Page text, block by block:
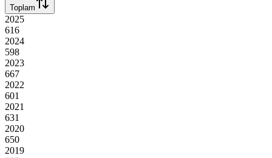
Toplam
2025
616
2024
598
2023
667
2022
601
2021
631
2020
650
2019